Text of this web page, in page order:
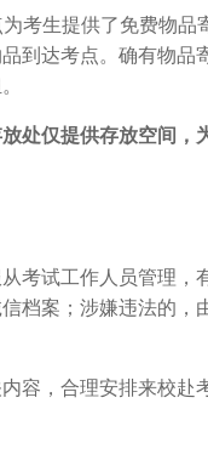
考生提供了免费物
到达考点。确有物品
处仅提供存放空间
考试工作人员管理
档案；涉嫌违法的
容，合理安排来校赴